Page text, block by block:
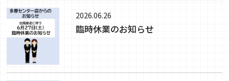
2026.06.26
臨時休業のお知らせ